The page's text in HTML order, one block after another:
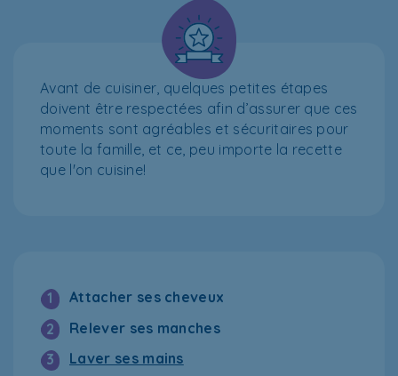
Avant de cuisiner, quelques petites étapes
doivent être respectées afin d’assurer que ces
moments sont agréables et sécuritaires pour
toute la famille, et ce, peu importe la recette
que l'on cuisine!
1
Attacher ses cheveux
2
Relever ses manches
3
Laver ses mains